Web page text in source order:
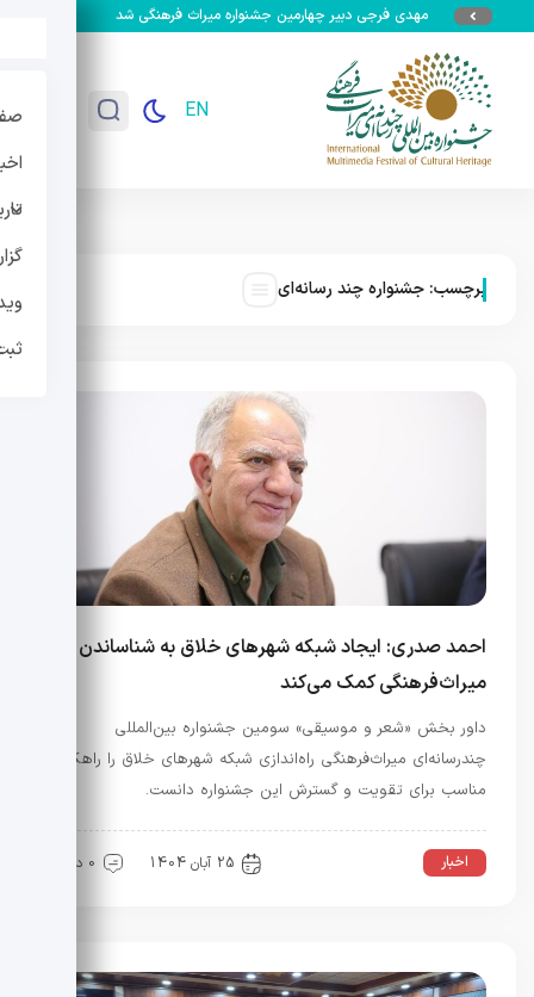
مهدی فرجی دبیر چهارمین جشنواره میراث فرهنگی شد جزئیات سومین
EN
برچسب: جشنواره چند رسانه‌ای
احمد صدری: ایجاد شبکه شهرهای خلاق به شناساندن
میراث‌فرهنگی کمک می‌کند
داور بخش «شعر و موسیقی» سومین جشنواره بین‌المللی
چندرسانه‌ای میراث‌فرهنگی راه‌اندازی شبکه شهر‌های خلاق را راهکاری
مناسب برای تقویت و گسترش این جشنواره دانست.
اخبار 25 آبان 1404 0 دیدگاه